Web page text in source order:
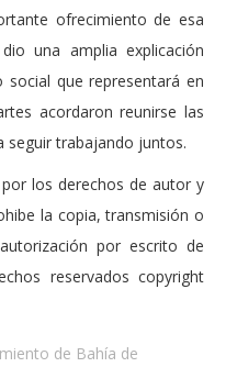
ofrecimiento de esa
una amplia explicación
que representará en
acordaron reunirse las
seguir trabajando juntos.
los derechos de autor y
la copia, transmisión o
por escrito de
reservados copyright
de Bahía de